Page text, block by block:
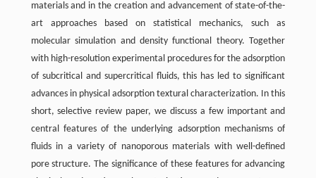
materials and in the creation and advancement of state-of-the-
art approaches based on statistical mechanics, such as
molecular simulation and density functional theory. Together
with high-resolution experimental procedures for the adsorption
of subcritical and supercritical fluids, this has led to significant
advances in physical adsorption textural characterization. In this
short, selective review paper, we discuss a few important and
central features of the underlying adsorption mechanisms of
fluids in a variety of nanoporous materials with well-defined
pore structure. The significance of these features for advancing